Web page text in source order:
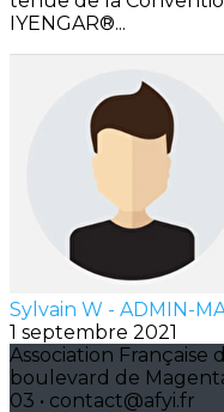
IYENGAR®...
Sylvain W - ADMIN-
1 septembre 2021
Association Française
boulevard de Magenta
03 • contact@afyi.fr